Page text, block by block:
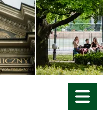
Menu